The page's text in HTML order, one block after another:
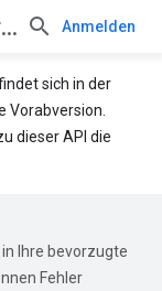
Anmelden
sich in der
Vorabversion.
dieser API die
Ihre bevorzugte
Fehler